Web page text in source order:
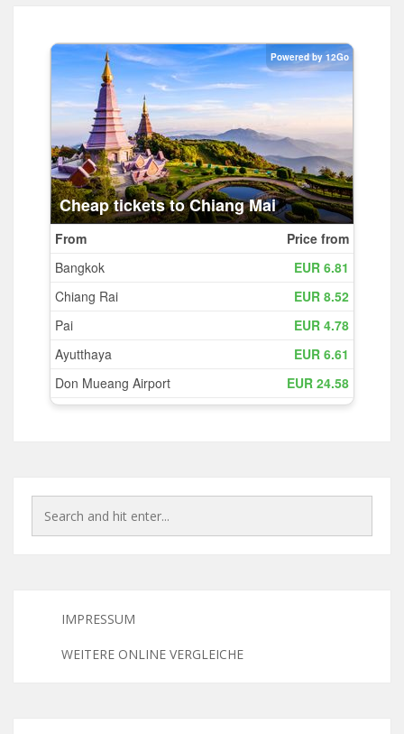
IMPRESSUM
WEITERE ONLINE VERGLEICHE